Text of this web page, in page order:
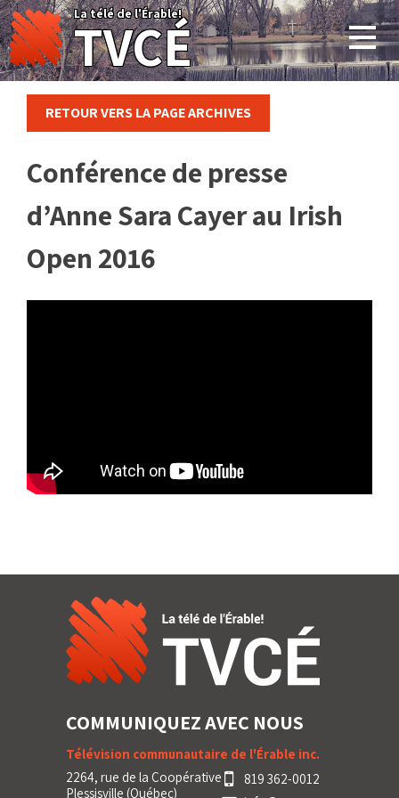
Skip
to
content
La télé de l'Érable!
TVCÉ
RETOUR VERS LA PAGE ARCHIVES
Conférence de presse
d’Anne Sara Cayer au Irish
Open 2016
COMMUNIQUEZ AVEC NOUS
Télévision communautaire de l'Érable inc.
2264, rue de la Coopérative
Plessisville (Québec)
819 362-0012